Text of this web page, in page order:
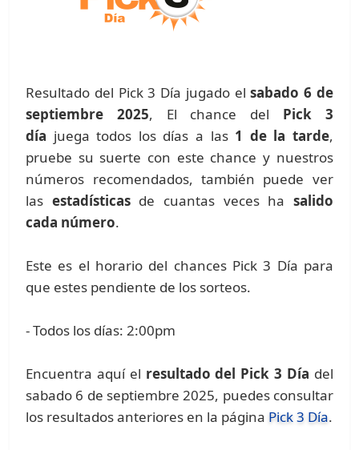
Resultado del Pick 3 Día jugado elsabado 6 de
septiembre 2025, El chance del Pick 3
día juega todos los días a las 1 de la tarde,
pruebe su suerte con este chance y nuestros
números recomendados, también puede ver
las estadísticasde cuantas veces ha salido
cada número.
Este es el horario del chances Pick 3 Día para
que estes pendiente de los sorteos.
- Todos los días: 2:00pm
Encuentra aquí el resultado del Pick 3 Día del
sabado 6 de septiembre 2025, puedes consultar
los resultados anteriores en la página Pick 3 Día.